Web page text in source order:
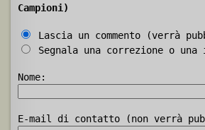
Campioni)
Lascia un commento (verrà
Segnala una correzione o una
Nome:
E-mail di contatto (non verrà